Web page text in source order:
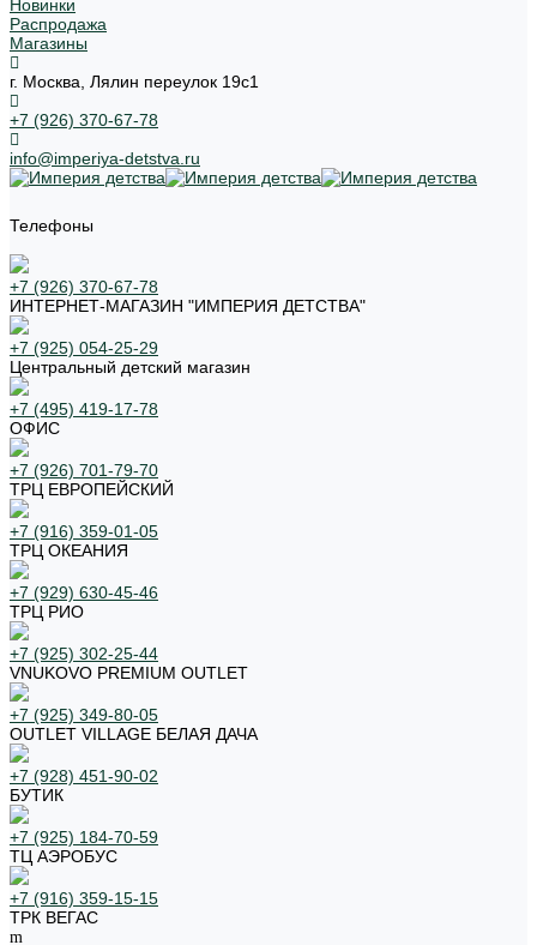
Новинки
Распродажа
Магазины
г. Москва, Лялин переулок 19с1
+7 (926) 370-67-78
info@imperiya-detstva.ru
Телефоны
+7 (926) 370-67-78
ИНТЕРНЕТ-МАГАЗИН "ИМПЕРИЯ ДЕТСТВА"
+7 (925) 054-25-29
Центральный детский магазин
+7 (495) 419-17-78
ОФИС
+7 (926) 701-79-70
ТРЦ ЕВРОПЕЙСКИЙ
+7 (916) 359-01-05
ТРЦ ОКЕАНИЯ
+7 (929) 630-45-46
ТРЦ РИО
+7 (925) 302-25-44
VNUKOVO PREMIUM OUTLET
+7 (925) 349-80-05
OUTLET VILLAGE БЕЛАЯ ДАЧА
+7 (928) 451-90-02
БУТИК
+7 (925) 184-70-59
ТЦ АЭРОБУС
+7 (916) 359-15-15
ТРК ВЕГАС